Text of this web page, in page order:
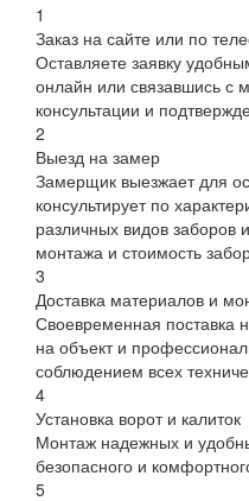
1
Заказ на сайте или по
Оставляете заявку
онлайн или связавшись с
консультации и
2
Выезд на замер
Замерщик выезжает для
консультирует по
различных видов заборов
монтажа и стоимость
3
Доставка материалов и
Своевременная поставка
на объект и
соблюдением всех
4
Установка ворот и калиток
Монтаж надежных и
безопасного и
5